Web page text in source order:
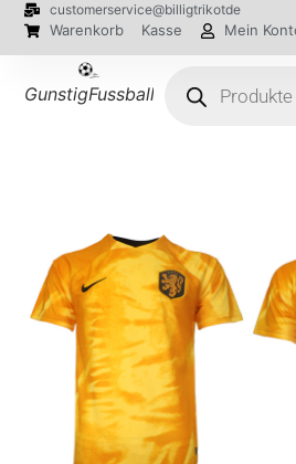
customerservice@billigtrikotde
Warenkorb Kasse Mein
GunstigFussballTrikot